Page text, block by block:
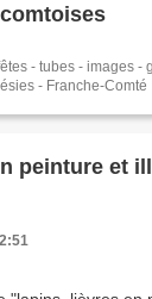
- tubes - images -
- Franche-Comté
peinture et